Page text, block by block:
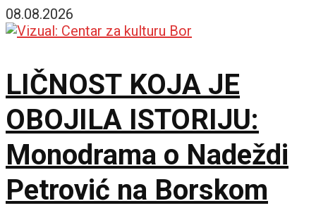
08.08.2026
LIČNOST KOJA JE
OBOJILA ISTORIJU:
Monodrama o Nadeždi
Petrović na Borskom